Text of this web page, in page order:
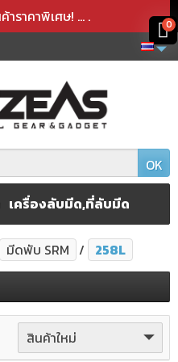
าราคาพิเศษ! ... .
OK
เครื่องลับมีด,ที่ลับมีด
มีดพับ SRM 258L
สินค้าใหม่
ยบร้อยแล้ว
เรียบร้อยแล้ว
0